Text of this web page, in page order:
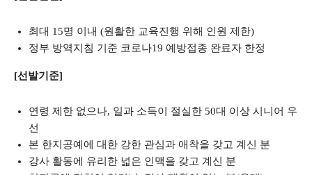
최대 15명 이내 (원활한 교육진행 위해 인원 제한)
정부 방역지침 기준 코로나19 예방접종 완료자 한정
[선발기준]
연령 제한 없으나, 일과 소득이 절실한 50대 이상 시니어 우
선
본 한지공예에 대한 강한 관심과 애착을 갖고 계신 분
강사 활동에 유리한 넓은 인맥을 갖고 계신 분